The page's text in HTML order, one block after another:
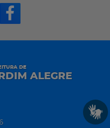
DE
ALEGRE